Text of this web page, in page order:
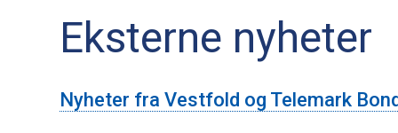
Eksterne nyheter
Nyheter fra Vestfold og Telemark